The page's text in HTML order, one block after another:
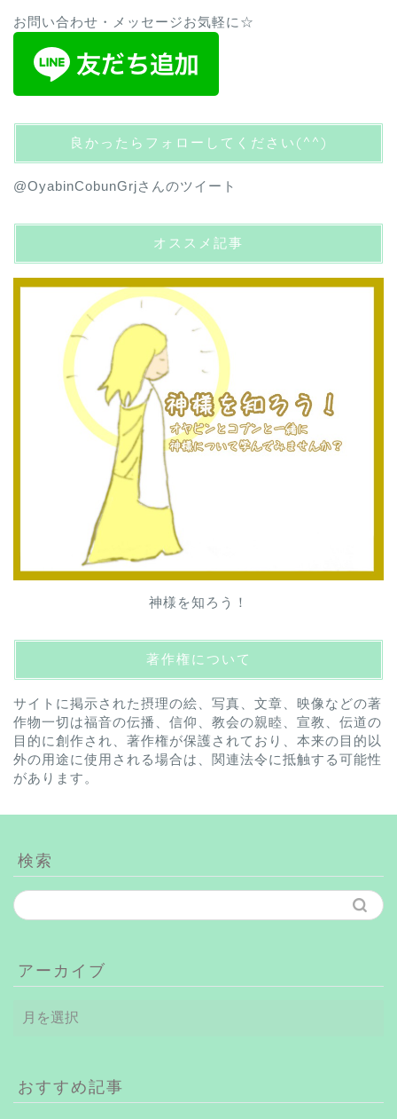
お問い合わせ・メッセージお気軽に☆
良かったらフォローしてください(^^)
@OyabinCobunGrjさんのツイート
オススメ記事
神様を知ろう！
著作権について
サイトに掲示された摂理の絵、写真、文章、映像などの著
作物一切は福音の伝播、信仰、教会の親睦、宣教、伝道の
目的に創作され、著作権が保護されており、本来の目的以
外の用途に使用される場合は、関連法令に抵触する可能性
があります。
検索
アーカイブ
ー
ブ
おすすめ記事